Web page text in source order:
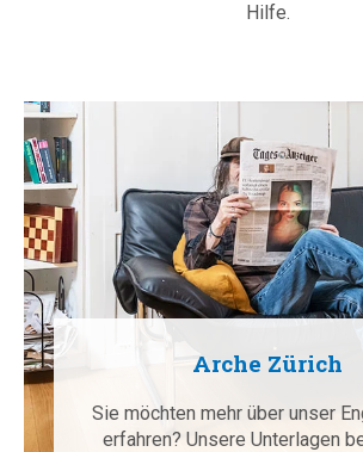
Hilfe.
Arche Zürich
Sie möchten mehr über unser
erfahren? Unsere Unterlagen